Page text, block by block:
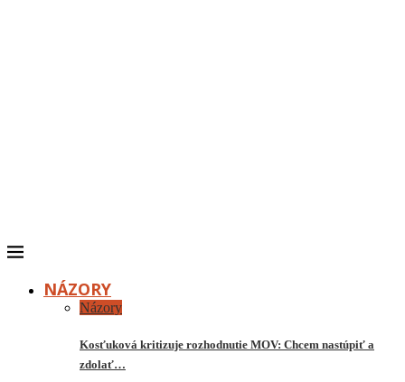
NÁZORY
Názory
Kosťuková kritizuje rozhodnutie MOV: Chcem nastúpiť a
zdolať…